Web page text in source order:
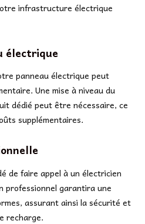
infrastructure électrique
électrique
panneau électrique peut
Une mise à niveau du
dédié peut être nécessaire, ce
supplémentaires.
de faire appel à un électricien
professionnel garantira une
assurant ainsi la sécurité et
recharge.